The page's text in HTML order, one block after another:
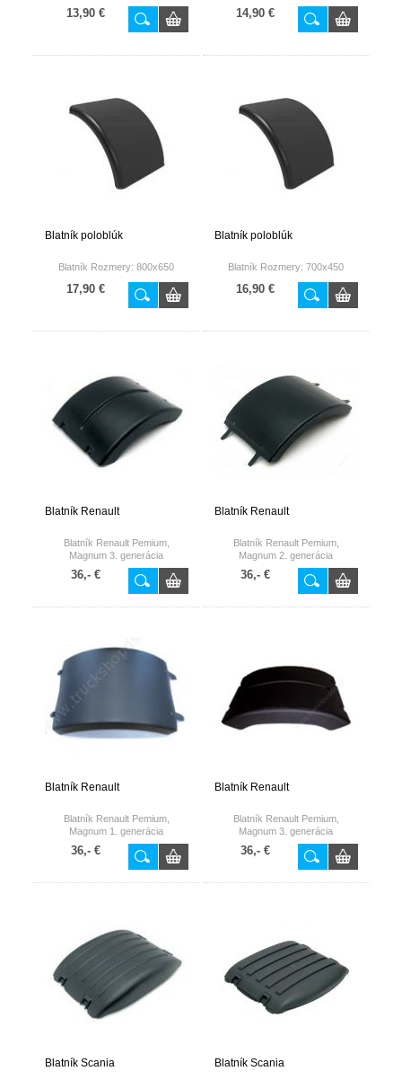
13,90 € 14,90 €
Blatník poloblúk
Blatník Rozmery: 800x650
17,90 €
Blatník poloblúk
Blatník Rozmery: 700x450
16,90 €
Blatník Renault
Blatník Renault Pemium,
Magnum 3. generácia
36,- €
Blatník Renault
Blatník Renault Pemium,
Magnum 2. generácia
36,- €
Blatník Renault
Blatník Renault Pemium,
Magnum 1. generácia
36,- €
Blatník Renault
Blatník Renault Pemium,
Magnum 3. generácia
nižší/plochý
36,- €
Blatník Scania Blatník Scania